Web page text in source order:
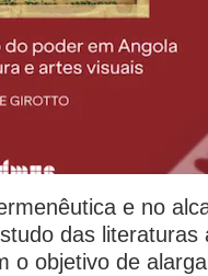
e no
das literaturas
o objetivo de